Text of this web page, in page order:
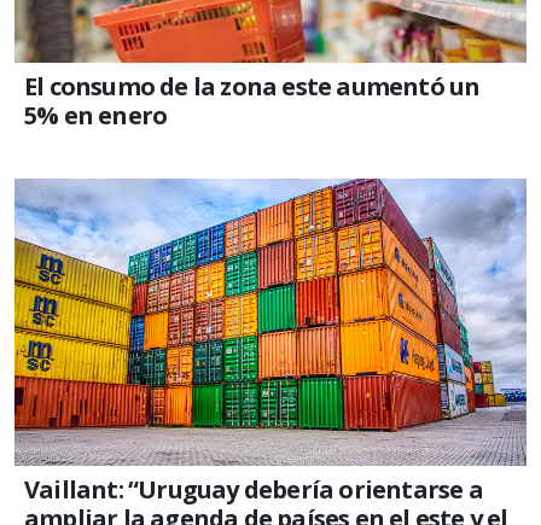
El consumo de la zona este aumentó un
5% en enero
Vaillant: “Uruguay debería orientarse a